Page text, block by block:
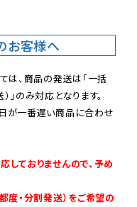
お客様へ
は、商品の発送は「一括
」のみ対応となります。
が一番遅い商品に合わせ
ておりませんので、予め
度・分割発送）をご希望の